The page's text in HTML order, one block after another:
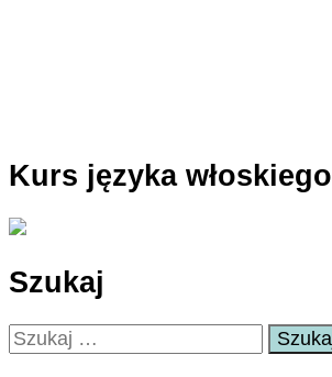
Kurs języka włoskiego
Szukaj
Szukaj: